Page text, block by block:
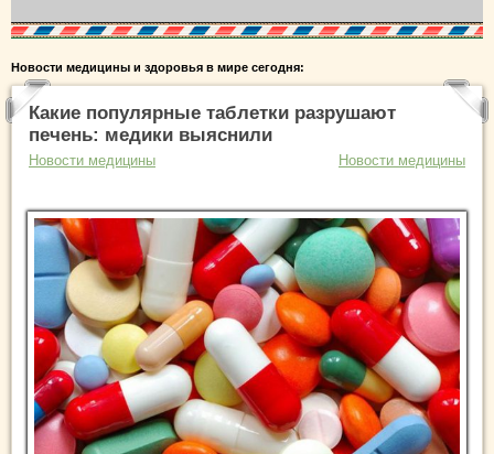
Новости медицины и здоровья в мире сегодня:
Какие популярные таблетки разрушают
печень: медики выяснили
Новости медицины Новости медицины